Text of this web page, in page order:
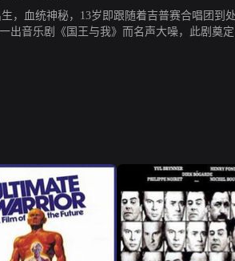
，血统神秘，13岁即跟随着吉普赛合唱团到
出音乐剧《国王与我》而名声大噪，此剧奠